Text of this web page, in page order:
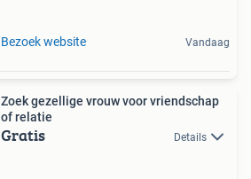
Bezoek website Vandaag
Zoek gezellige vrouw voor vriendschap
of relatie
Gratis Details